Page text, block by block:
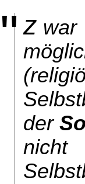
z war
der